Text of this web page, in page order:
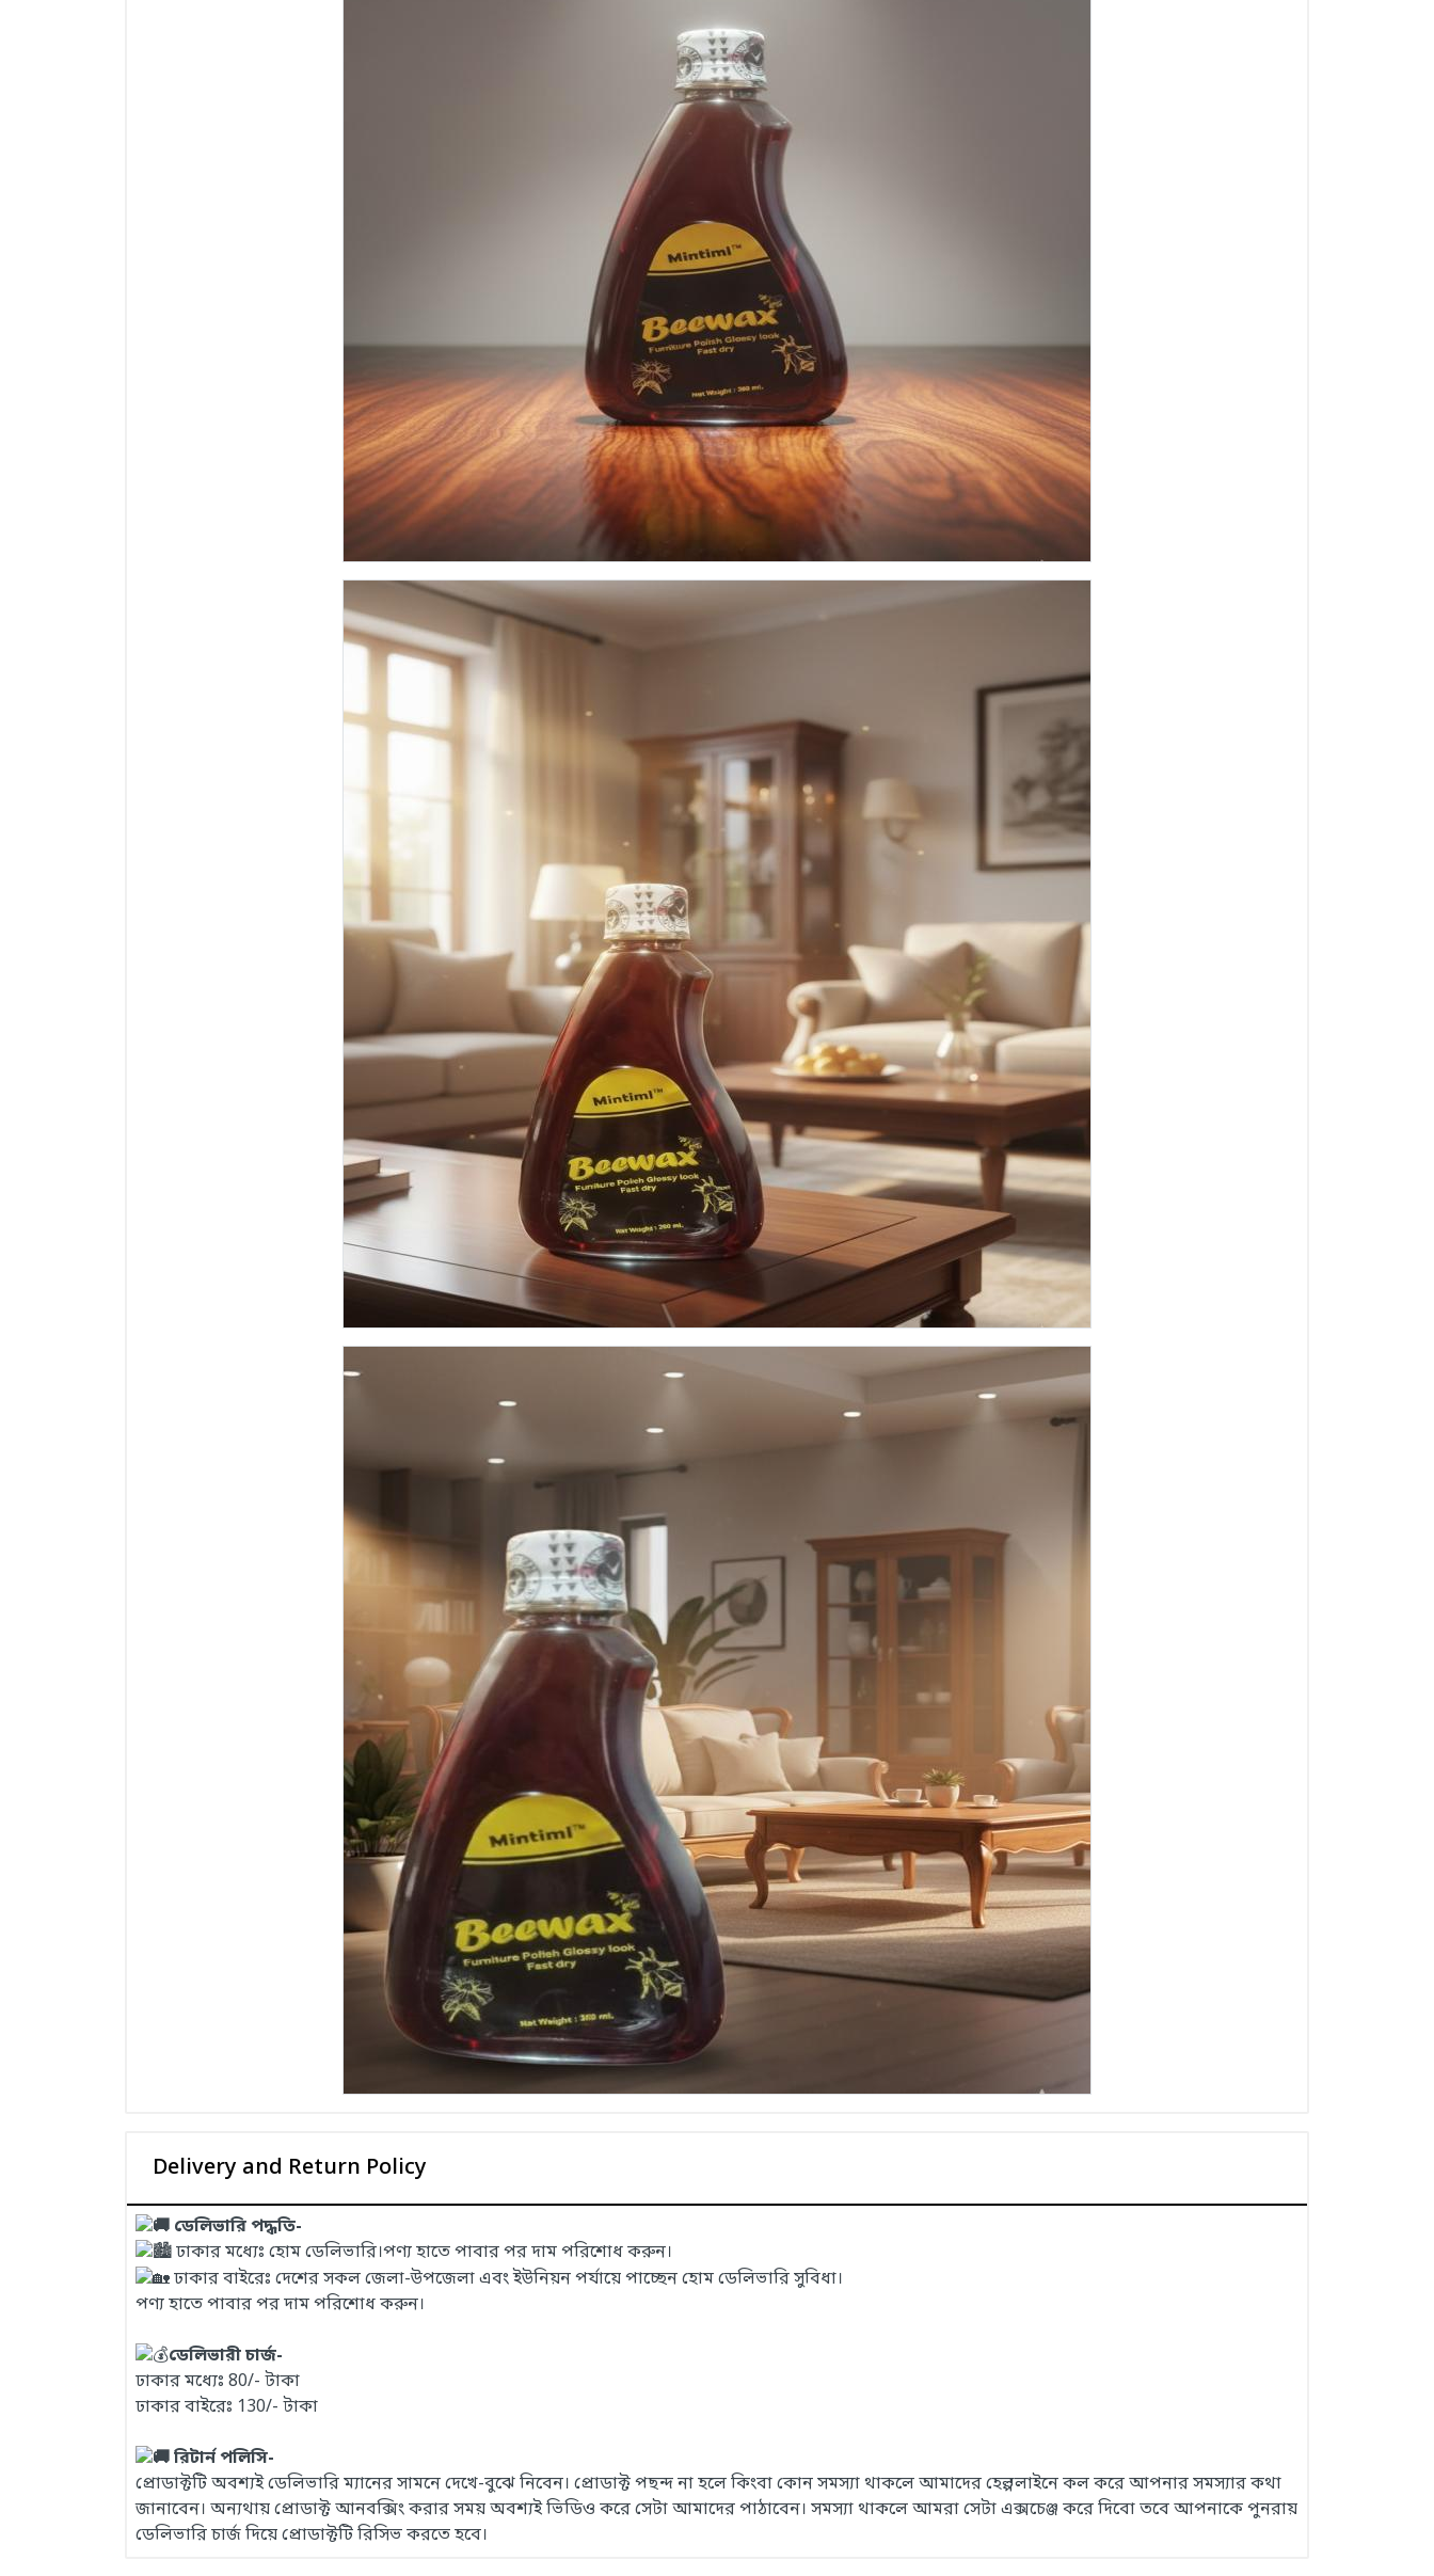
Delivery and Return Policy
ডেলিভারি পদ্ধতি-
ঢাকার মধ্যেঃ হোম ডেলিভারি।পণ্য হাতে পাবার পর দাম পরিশোধ করুন।
ঢাকার বাইরেঃ দেশের সকল জেলা-উপজেলা এবং ইউনিয়ন পর্যায়ে পাচ্ছেন হোম ডেলিভারি সুবিধা।
পণ্য হাতে পাবার পর দাম পরিশোধ করুন।
ডেলিভারী চার্জ-
ঢাকার মধ্যেঃ 80/- টাকা
ঢাকার বাইরেঃ 130/- টাকা
রিটার্ন পলিসি-
প্রোডাক্টটি অবশ্যই ডেলিভারি ম্যানের সামনে দেখে-বুঝে নিবেন। প্রোডাক্ট পছন্দ না হলে কিংবা কোন সমস্যা থাকলে আমাদের হেল্পলাইনে কল করে আপনার সমস্যার কথা
জানাবেন। অন্যথায় প্রোডাক্ট আনবক্সিং করার সময় অবশ্যই ভিডিও করে সেটা আমাদের পাঠাবেন। সমস্যা থাকলে আমরা সেটা এক্সচেঞ্জ করে দিবো তবে আপনাকে পুনরায়
ডেলিভারি চার্জ দিয়ে প্রোডাক্টটি রিসিভ করতে হবে।